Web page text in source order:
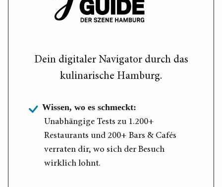
Dein digitaler Navigator durch das
kulinarische Hamburg.
Wissen, wo es schmeckt:
Unabhängige Tests zu 1.200+
Restaurants und 200+ Bars & Cafés
verraten dir, wo sich der Besuch
wirklich lohnt.